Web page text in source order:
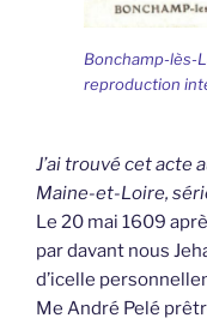
Bonchamp-lès-
reproduction
J’ai trouvé cet acte
Maine-et-Loire,
Le 20 mai 1609
par davant nous
d’icelle
Me André Pelé